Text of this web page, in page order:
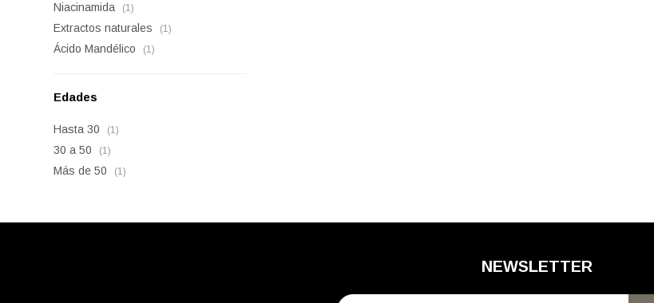
Niacinamida (1)
Extractos naturales (1)
Ácido Mandélico (1)
Edades
Hasta 30 (1)
30 a 50 (1)
Más de 50 (1)
NEWSLETTER